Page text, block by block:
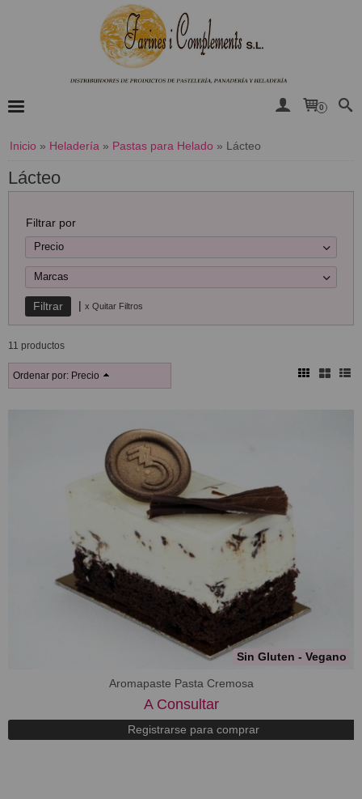
0
Inicio » Heladería » Pastas para Helado » Lácteo
Lácteo
Filtrar por
Precio
Marcas
| x Quitar Filtros
11 productos
Ordenar por: Precio
Sin Gluten - Vegano
Aromapaste Pasta Cremosa
A Consultar
Registrarse para comprar